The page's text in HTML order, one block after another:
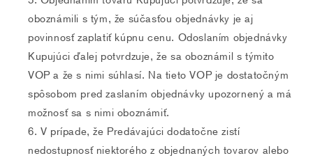
oboznámili s tým, že súčasťou objednávky je aj
povinnosť zaplatiť kúpnu cenu. Odoslaním objednávky
Kupujúci ďalej potvrdzuje, že sa oboznámil s týmito
VOP a že s nimi súhlasí. Na tieto VOP je dostatočným
spôsobom pred zaslaním objednávky upozornený a má
možnosť sa s nimi oboznámiť.
V prípade, že Predávajúci dodatočne zistí
nedostupnosť niektorého z objednaných tovarov alebo